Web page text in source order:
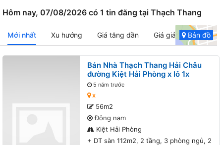
Hôm nay, 07/08/2026 có 1 tin đăng tại Thạch Thang
Mới nhất Xu hướng Giá tăng dần Giá giảm dầnBản đồ
Bán Nhà Thạch Thang Hải Châu
đường Kiệt Hải Phòng x lô 1x
5 năm trước
x
56m2
Đông nam
Kiệt Hải Phòng
+ DT sàn 112m2, 2 tầng, 3 phòng ngủ, 2